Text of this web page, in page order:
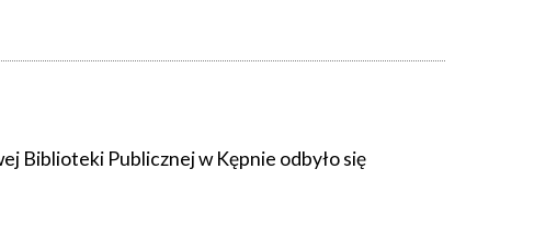
Biblioteki Publicznej w Kępnie odbyło się